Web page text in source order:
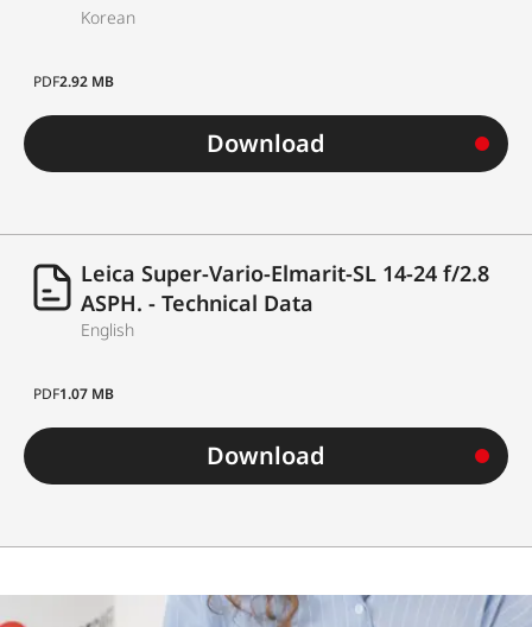
Filter thread
Holder for foil
on bayonet
mounted
Length
Approx. 131
Diameter
Approx. 85 mm
Weight
Approx. 855 g
Korean
PDF2.92 MB
Download
Leica Super-Vario-Elmarit-SL 14-24 f/2.8
ASPH. - Technical Data
English
PDF1.07 MB
Download